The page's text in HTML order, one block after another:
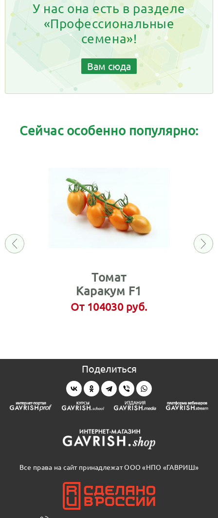
У нас она есть в разделе
«Профессиональные
семена»!
Вам сюда
Сейчас особенно популярно:
Томат
Каракум F1
От 104030 руб.
Поделиться
Все права на сайт принадлежат ООО «НПО «ГАВРИШ»